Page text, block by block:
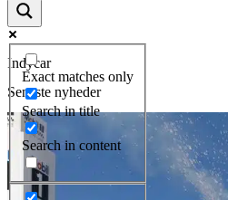
Exact matches only
Search in title
Search in content
Indycar
Seneste nyheder